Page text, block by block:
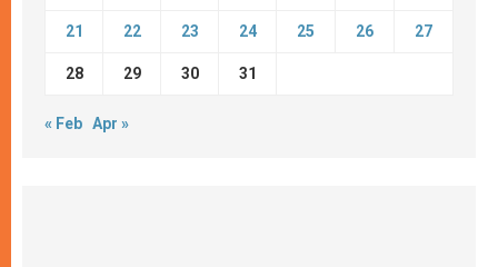
21 22 23 24 25 26 27
28 29 30 31
« Feb Apr »